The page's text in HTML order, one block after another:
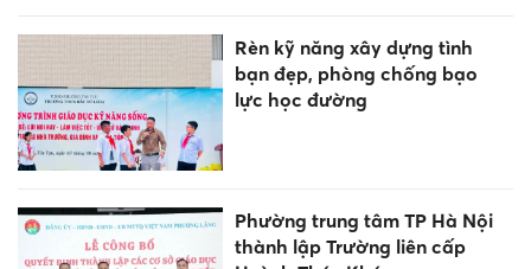
Rèn kỹ năng xây dựng tình
bạn đẹp, phòng chống bạo
lực học đường
Phường trung tâm TP Hà Nội
thành lập Trường liên cấp